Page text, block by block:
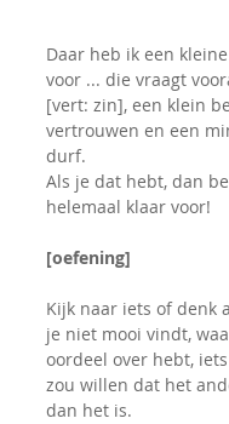
Daar heb ik een
voor ... die vraagt
[vert: zin], een klein
vertrouwen en een
durf.
Als je dat hebt, dan
helemaal klaar voor!
[oefening]
Kijk naar iets of denk
je niet mooi vindt,
oordeel over hebt,
zou willen dat het
dan het is.